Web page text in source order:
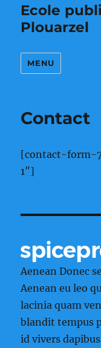
Ecole
Plouarzel
MENU
Contact
[contact-form-
1″]
Aenean Donec
Aenean eu leo
lacinia quam
blandit tempus
id vivers